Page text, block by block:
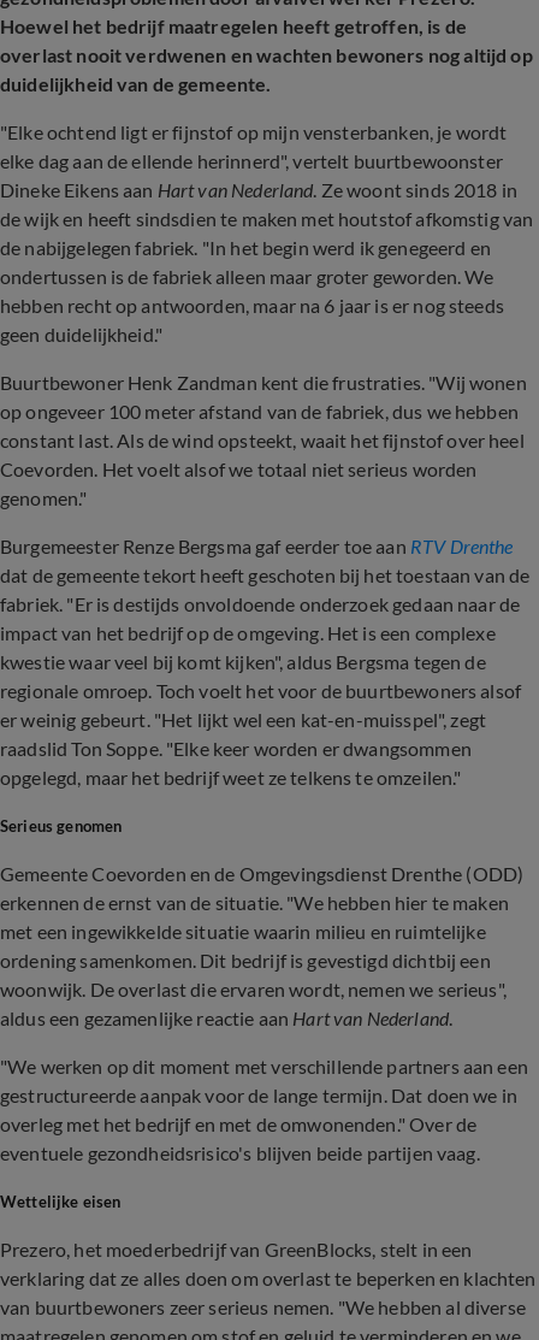
Hoewel het bedrijf maatregelen heeft getroffen, is de
overlast nooit verdwenen en wachten bewoners nog altijd op
duidelijkheid van de gemeente.
"Elke ochtend ligt er fijnstof op mijn vensterbanken, je wordt
elke dag aan de ellende herinnerd", vertelt buurtbewoonster
Dineke Eikens aan Hart van Nederland. Ze woont sinds 2018 in
de wijk en heeft sindsdien te maken met houtstof afkomstig van
de nabijgelegen fabriek. "In het begin werd ik genegeerd en
ondertussen is de fabriek alleen maar groter geworden. We
hebben recht op antwoorden, maar na 6 jaar is er nog steeds
geen duidelijkheid."
Buurtbewoner Henk Zandman kent die frustraties. "Wij wonen
op ongeveer 100 meter afstand van de fabriek, dus we hebben
constant last. Als de wind opsteekt, waait het fijnstof over heel
Coevorden. Het voelt alsof we totaal niet serieus worden
genomen."
Burgemeester Renze Bergsma gaf eerder toe aan RTV Drenthe
dat de gemeente tekort heeft geschoten bij het toestaan van de
fabriek. "Er is destijds onvoldoende onderzoek gedaan naar de
impact van het bedrijf op de omgeving. Het is een complexe
kwestie waar veel bij komt kijken", aldus Bergsma tegen de
regionale omroep. Toch voelt het voor de buurtbewoners alsof
er weinig gebeurt. "Het lijkt wel een kat-en-muisspel", zegt
raadslid Ton Soppe. "Elke keer worden er dwangsommen
opgelegd, maar het bedrijf weet ze telkens te omzeilen."
Serieus genomen
Gemeente Coevorden en de Omgevingsdienst Drenthe (ODD)
erkennen de ernst van de situatie. "We hebben hier te maken
met een ingewikkelde situatie waarin milieu en ruimtelijke
ordening samenkomen. Dit bedrijf is gevestigd dichtbij een
woonwijk. De overlast die ervaren wordt, nemen we serieus",
aldus een gezamenlijke reactie aan Hart van Nederland.
"We werken op dit moment met verschillende partners aan een
gestructureerde aanpak voor de lange termijn. Dat doen we in
overleg met het bedrijf en met de omwonenden." Over de
eventuele gezondheidsrisico's blijven beide partijen vaag.
Wettelijke eisen
Prezero, het moederbedrijf van GreenBlocks, stelt in een
verklaring dat ze alles doen om overlast te beperken en klachten
van buurtbewoners zeer serieus nemen. "We hebben al diverse